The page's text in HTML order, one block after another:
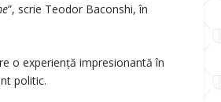
”, scrie Teodor Baconshi, în
o experiență impresionantă în
politic.